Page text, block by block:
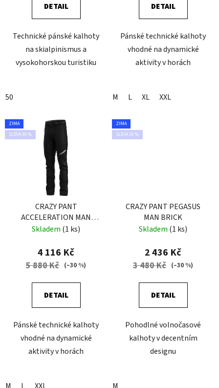
DETAIL
Technické pánské kalhoty
na skialpinismus a
vysokohorskou turistiku
50
DETAIL
Pánské technické kalhoty
vhodné na dynamické
aktivity v horách
M L XL XXL
ZIMA
SLEVA 30 %
CRAZY PANT
ACCELERATION MAN
BLACK
Skladem (1 ks)
4 116 Kč
5 880 Kč (–30 %)
DETAIL
Pánské technické kalhoty
vhodné na dynamické
aktivity v horách
ZIMA
SLEVA 30 %
CRAZY PANT PEGASUS
MAN BRICK
Skladem (1 ks)
2 436 Kč
3 480 Kč (–30 %)
DETAIL
Pohodlné volnočasové
kalhoty v decentním
designu